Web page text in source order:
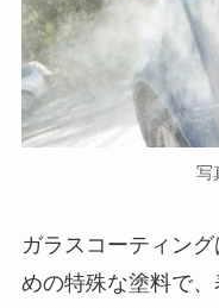
写
ガラスコーティン
めの特殊な塗料で